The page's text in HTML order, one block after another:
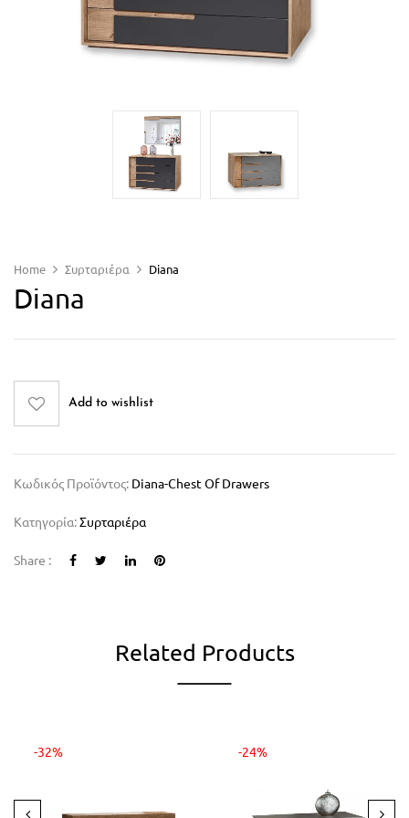
Home Συρταριέρα Diana
Diana
Add to wishlist
Κωδικός Προϊόντος: Diana-Chest Of Drawers
Κατηγορία:Συρταριέρα
Share :
Related Products
-32% -24%